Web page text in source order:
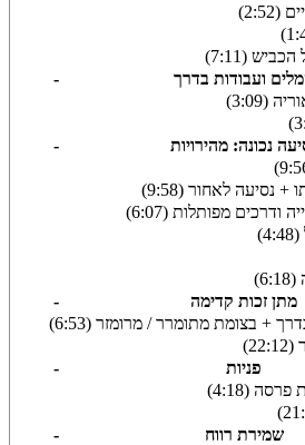
(7:11)
ועבודות בדרך
-
(3:09)
נכונה: מהירויות
-
+ נסיעה לאחור (9:58)
ודרכים מפותלות (6:07)
מתן זכות קדימה
-
+ בצומת מתומרר / מרומזר (6:53)
פניות
-
(4:18)
שמירת רווח
-